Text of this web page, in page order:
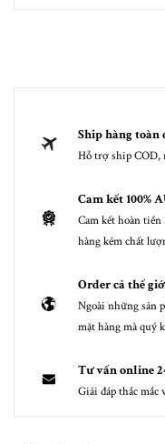
Ship hàng toàn
Hỗ trợ ship COD,
Cam kết 100%
Cam kết hoàn
hàng kém chất
Order cả thế
Ngoài những sản
mặt hàng mà quý
Tư vấn online
Giải đáp thắc mắc